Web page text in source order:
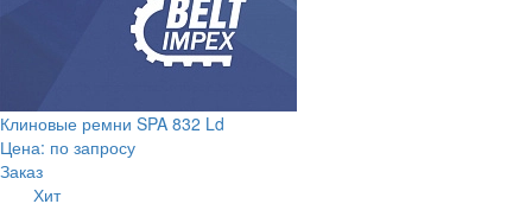
Клиновые ремни SPA 832 Ld
Цена: по запросу
Заказ
Хит